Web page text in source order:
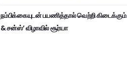
நம்பிக்கையுடன் பயணித்தால் வெற்றி
& சன்ஸ்’ விழாவில் சூர்யா